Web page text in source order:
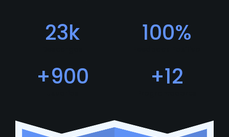
23k 100%
+900 +12